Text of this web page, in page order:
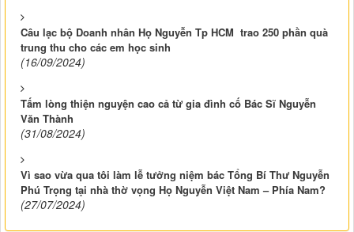
Câu lạc bộ Doanh nhân Họ Nguyễn Tp HCM trao 250 phần quà
trung thu cho các em học sinh
(16/09/2024)
Tấm lòng thiện nguyện cao cả từ gia đình cố Bác Sĩ Nguyễn
Văn Thành
(31/08/2024)
Vì sao vừa qua tôi làm lễ tưởng niệm bác Tổng Bí Thư Nguyễn
Phú Trọng tại nhà thờ vọng Họ Nguyễn Việt Nam – Phía Nam?
(27/07/2024)